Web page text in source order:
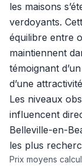
les maisons
verdoyants.
équilibre entre
maintiennent
témoignant
d’une
Les niveaux
influencent
Belleville-en-
les plus
Prix moyens